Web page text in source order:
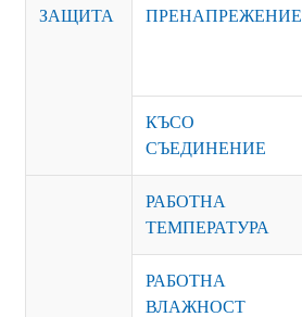
ЗАЩИТА ПРЕНАПРЕЖЕНИЕ
КЪСО
СЪЕДИНЕНИЕ
РАБОТНА
ТЕМПЕРАТУРА
РАБОТНА
ВЛАЖНОСТ